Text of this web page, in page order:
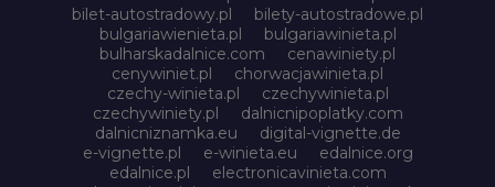
bilet-autostradowy.pl
bilety-autostradowe.pl
bulgariawienieta.pl
bulgariawinieta.pl
bulharskadalnice.com
cenawiniety.pl
cenywiniet.pl
chorwacjawinieta.pl
czechy-winieta.pl
czechywinieta.pl
czechywiniety.pl
dalnicnipoplatky.com
dalnicniznamka.eu
digital-vignette.de
e-vignette.pl
e-winieta.eu
edalnice.org
edalnice.pl
electronicavinieta.com